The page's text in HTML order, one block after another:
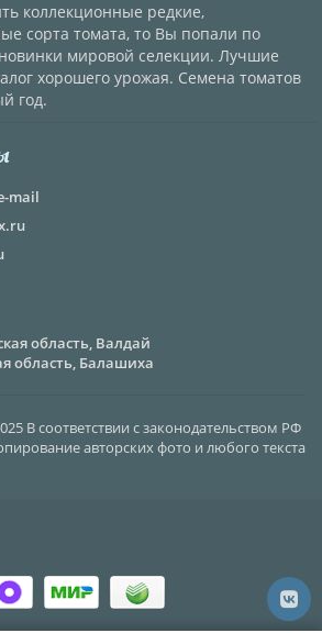
коллекционные редкие,
сорта томата, то Вы попали по
мировой селекции. Лучшие
хорошего урожая. Семена томатов
год.
mail
область, Валдай
область, Балашиха
В соответствии с законодательством РФ
авторских фото и любого текста